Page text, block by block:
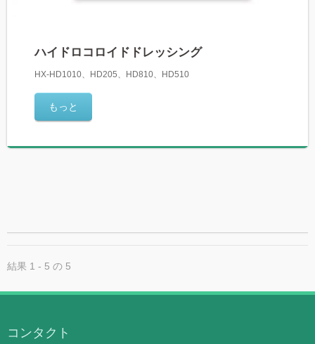
ハイドロコロイドドレッシング
HX-HD1010、HD205、HD810、HD510
もっと
結果 1 - 5 の 5
コンタクト